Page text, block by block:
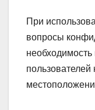
При
вопросы
необходимость